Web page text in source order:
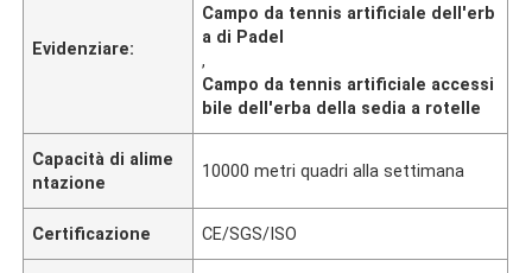
Evidenziare:
Campo da tennis artificiale dell'erb
a di Padel
,
Campo da tennis artificiale accessi
bile dell'erba della sedia a rotelle
Capacità di alime
ntazione
10000 metri quadri alla settimana
Certificazione CE/SGS/ISO